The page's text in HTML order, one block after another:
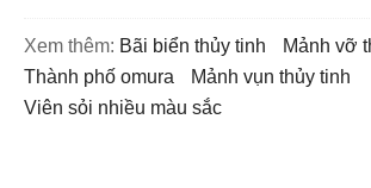
Xem thêm: bãi biển thủy tinh
mảnh vỡ
thành phố omura
mảnh vụn thủy tinh
viên sỏi nhiều màu sắc